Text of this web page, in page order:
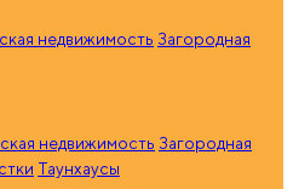
недвижимость Загородная
недвижимость Загородная
Таунхаусы